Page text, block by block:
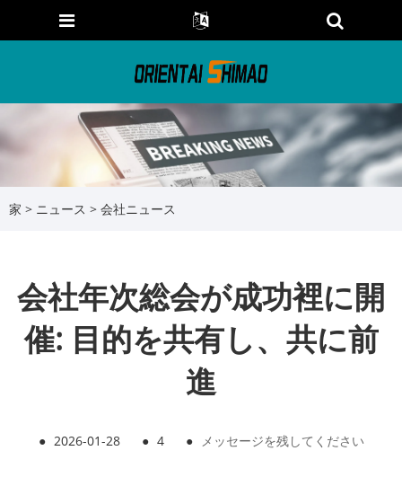
家 > ニュース > 会社ニュース
会社年次総会が成功裡に開
催: 目的を共有し、共に前
進
● 2026-01-28 ● 4 ● メッセージを残してください